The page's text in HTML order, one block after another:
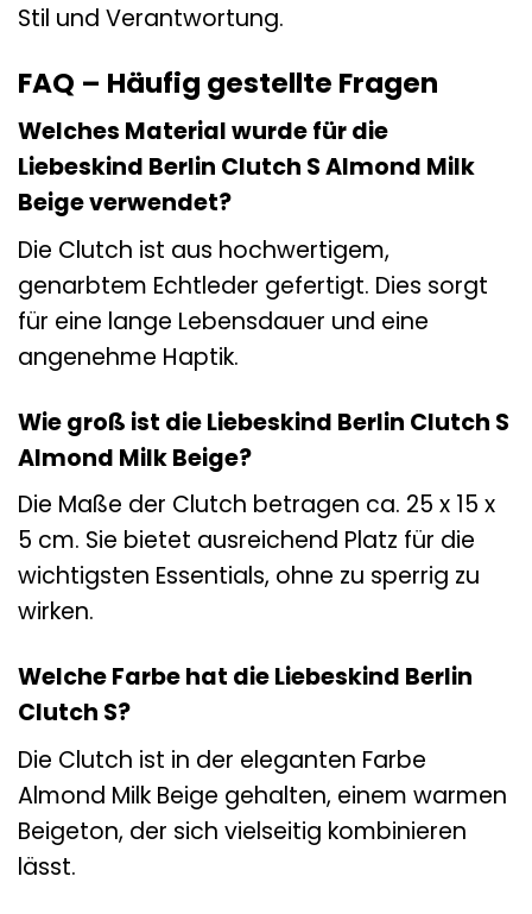
Stil und Verantwortung.
FAQ – Häufig gestellte Fragen
Welches Material wurde für die
Liebeskind Berlin Clutch S Almond Milk
Beige verwendet?
Die Clutch ist aus hochwertigem,
genarbtem Echtleder gefertigt. Dies sorgt
für eine lange Lebensdauer und eine
angenehme Haptik.
Wie groß ist die Liebeskind Berlin Clutch S
Almond Milk Beige?
Die Maße der Clutch betragen ca. 25 x 15 x
5 cm. Sie bietet ausreichend Platz für die
wichtigsten Essentials, ohne zu sperrig zu
wirken.
Welche Farbe hat die Liebeskind Berlin
Clutch S?
Die Clutch ist in der eleganten Farbe
Almond Milk Beige gehalten, einem warmen
Beigeton, der sich vielseitig kombinieren
lässt.